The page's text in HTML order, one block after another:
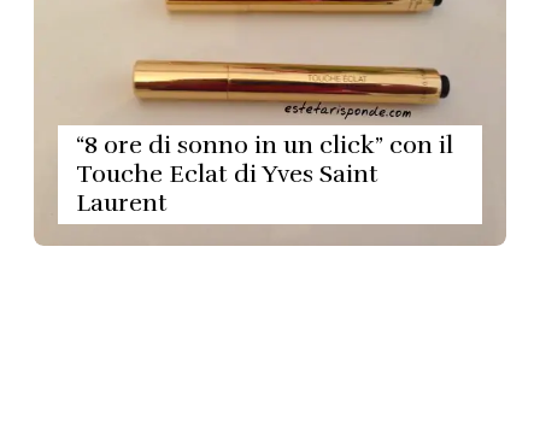
“8 ore di sonno in un click” con il
Touche Eclat di Yves Saint
Laurent